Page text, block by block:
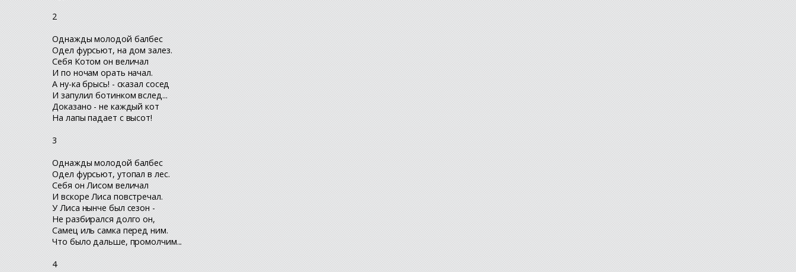
2
Однажды молодой балбес
Одел фурсьют, на дом залез.
Себя Котом он величал
И по ночам орать начал.
А ну-ка брысь! - сказал сосед
И запулил ботинком вслед...
Доказано - не каждый кот
На лапы падает с высот!
3
Однажды молодой балбес
Одел фурсьют, утопал в лес.
Себя он Лисом величал
И вскоре Лиса повстречал.
У Лиса нынче был сезон -
Не разбирался долго он,
Самец иль самка перед ним.
Что было дальше, промолчим...
4